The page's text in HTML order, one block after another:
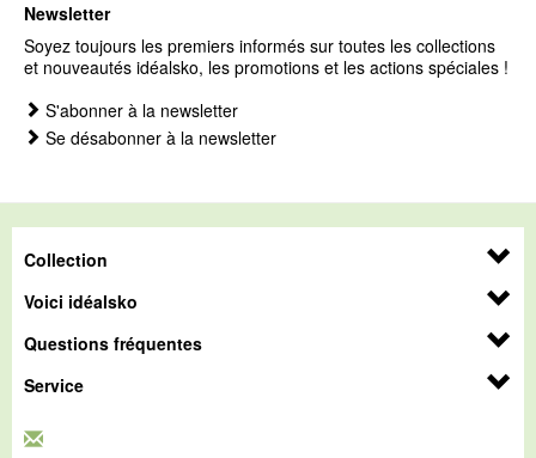
Newsletter
Soyez toujours les premiers informés sur toutes les collections
et nouveautés idéalsko, les promotions et les actions spéciales !
S'abonner à la newsletter
Se désabonner à la newsletter
Collection
Voici idéalsko
Questions fréquentes
Service